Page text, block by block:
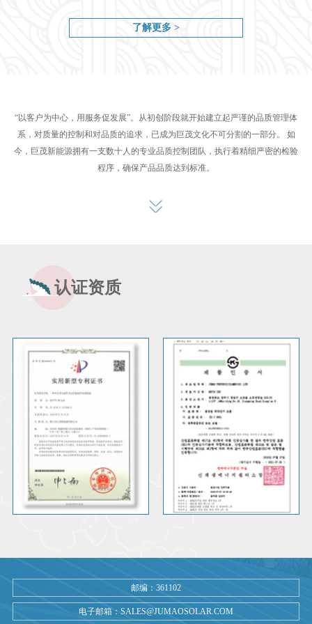
了解更多 >
“以客户为中心，用服务促发展”。从初创阶段就开始建立起严谨的品质管理体
系，对质量的控制和对品质的追求，已成为巨茂文化不可分割的一部分。 如
今，巨茂新能源拥有一支数十人的专业品质控制团队，执行着精细严密的检验
程序，确保产品品质达到标准。
认证资质
邮编：361102
电子邮箱：SALES@JUMAOSOLAR.COM